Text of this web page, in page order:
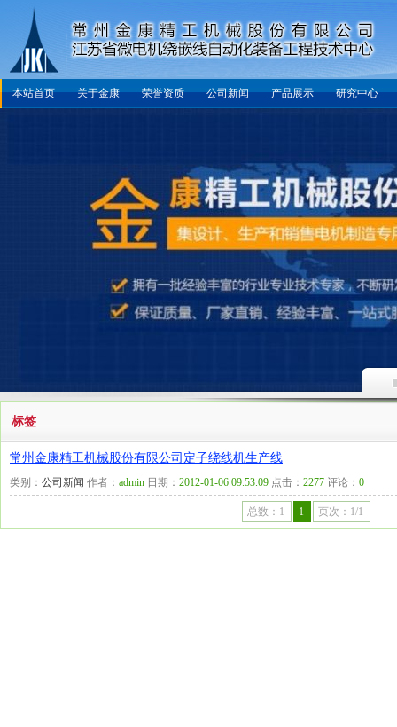
本站首页 关于金康 荣誉资质 公司新闻 产品展示 研究中心
标签
常州金康精工机械股份有限公司定子绕线机生产线
类别： 公司新闻 作者： admin 日期： 2012-01-06 09.53.09 点击： 2277 评论： 0
总数：1 1 页次：1/1